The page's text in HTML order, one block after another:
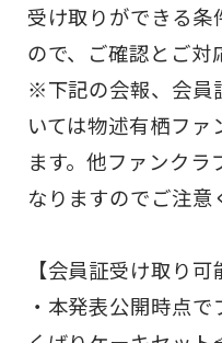
受け取りができる条
ので、ご確認とご対
※下記の会報、会員
いては物述有栖ファ
ます。他ファンク
なりますのでご注意
【会員証受け取り可
・本発表公開時点